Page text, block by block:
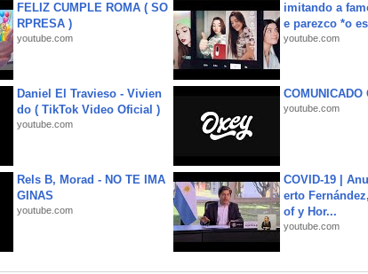
FELIZ CUMPLE ROMA ( SO
RPRESA )
youtube.com
imitando a
e parezco *o
youtube.com
Daniel El Travieso - Vivien
do ( TikTok Video Oficial )
youtube.com
COMUNICADO
youtube.com
Rels B, Morad - NO TE IMA
GINAS
youtube.com
COVID-19 |
erto
of y Hor...
youtube.com